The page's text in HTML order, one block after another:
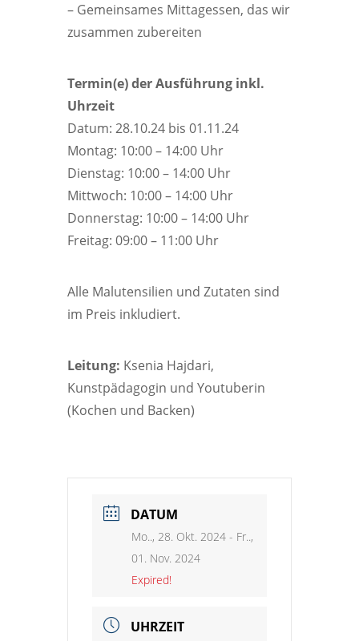
– Gemeinsames Mittagessen, das wir
zusammen zubereiten
Termin(e) der Ausführung inkl.
Uhrzeit
Datum: 28.10.24 bis 01.11.24
Montag: 10:00 – 14:00 Uhr
Dienstag: 10:00 – 14:00 Uhr
Mittwoch: 10:00 – 14:00 Uhr
Donnerstag: 10:00 – 14:00 Uhr
Freitag: 09:00 – 11:00 Uhr
Alle Malutensilien und Zutaten sind
im Preis inkludiert.
Leitung: Ksenia Hajdari,
Kunstpädagogin und Youtuberin
(Kochen und Backen)
DATUM
Mo.., 28. Okt. 2024 - Fr..,
01. Nov. 2024
Expired!
UHRZEIT